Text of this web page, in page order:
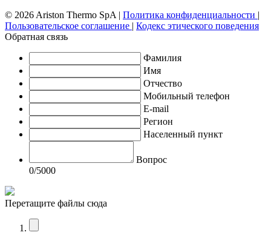
© 2026 Ariston Thermo SpA | Политика конфиденциальности |
Пользовательское соглашение | Кодекс этического поведения
Обратная связь
Фамилия
Имя
Отчество
Мобильный телефон
E-mail
Регион
Населенный пункт
Вопрос
0/5000
Перетащите файлы сюда